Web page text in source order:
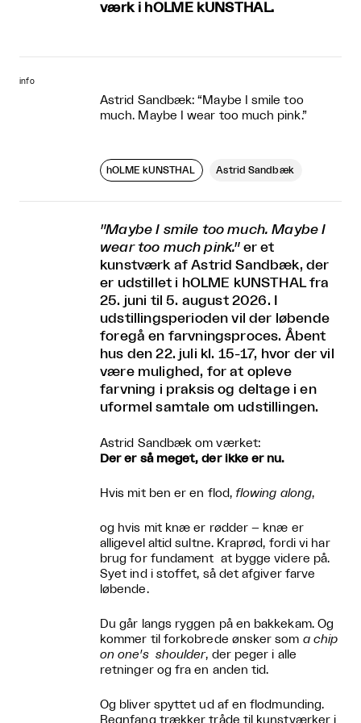
værk i hOLME kUNSTHAL.
info
Astrid Sandbæk: “Maybe I smile too
much. Maybe I wear too much pink.”
hOLME kUNSTHAL Astrid Sandbæk
"Maybe I smile too much. Maybe I
wear too much pink." er et
kunstværk af Astrid Sandbæk, der
er udstillet i hOLME kUNSTHAL fra
25. juni til 5. august 2026. I
udstillingsperioden vil der løbende
foregå en farvningsproces. Åbent
hus den 22. juli kl. 15-17, hvor der vil
være mulighed, for at opleve
farvning i praksis og deltage i en
uformel samtale om udstillingen.
Astrid Sandbæk om værket:
Der er så meget, der ikke er nu.
Hvis mit ben er en flod,flowing along,
og hvis mit knæ er rødder – knæ er
alligevel altid sultne. Kraprød, fordi vi har
brug for fundament at bygge videre på.
Syet ind i stoffet, så det afgiver farve
løbende.
Du går langs ryggen på en bakkekam. Og
kommer til forkobrede ønsker som a chip
on one's shoulder, der peger i alle
retninger og fra en anden tid.
Og bliver spyttet ud af en flodmunding.
Regnfang trækker tråde til kunstværker i